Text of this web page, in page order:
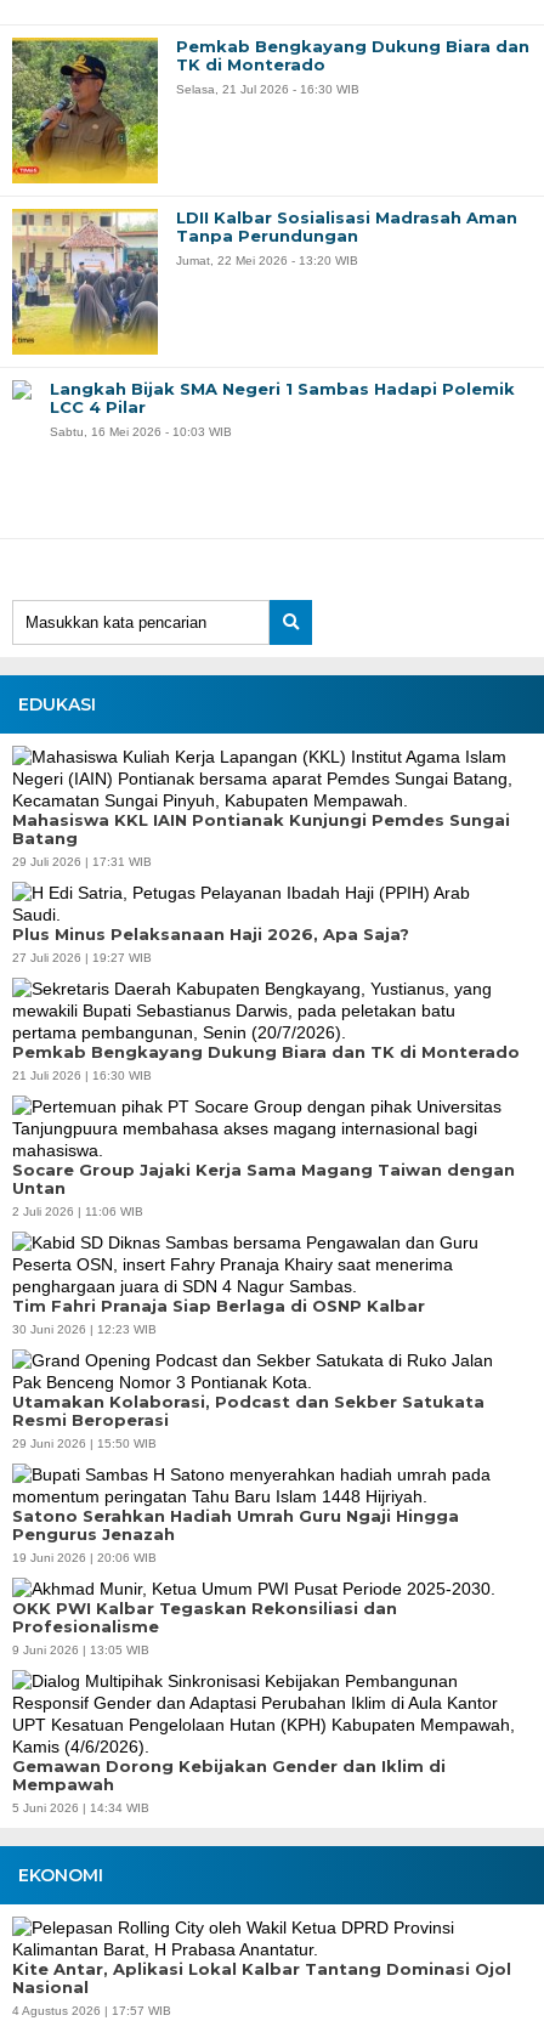
EDUKASI
Mahasiswa KKL IAIN Pontianak Kunjungi Pemdes Sungai
Batang
29 Juli 2026 | 17:31 WIB
Plus Minus Pelaksanaan Haji 2026, Apa Saja?
27 Juli 2026 | 19:27 WIB
Pemkab Bengkayang Dukung Biara dan TK di Monterado
21 Juli 2026 | 16:30 WIB
Socare Group Jajaki Kerja Sama Magang Taiwan dengan
Untan
2 Juli 2026 | 11:06 WIB
Tim Fahri Pranaja Siap Berlaga di OSNP Kalbar
30 Juni 2026 | 12:23 WIB
Utamakan Kolaborasi, Podcast dan Sekber Satukata
Resmi Beroperasi
29 Juni 2026 | 15:50 WIB
Satono Serahkan Hadiah Umrah Guru Ngaji Hingga
Pengurus Jenazah
19 Juni 2026 | 20:06 WIB
OKK PWI Kalbar Tegaskan Rekonsiliasi dan
Profesionalisme
9 Juni 2026 | 13:05 WIB
Gemawan Dorong Kebijakan Gender dan Iklim di
Mempawah
5 Juni 2026 | 14:34 WIB
EKONOMI
Kite Antar, Aplikasi Lokal Kalbar Tantang Dominasi Ojol
Nasional
4 Agustus 2026 | 17:57 WIB
Pemkab Bengkayang Dukung Biara dan
TK di Monterado
Selasa, 21 Jul 2026 - 16:30 WIB
LDII Kalbar Sosialisasi Madrasah Aman
Tanpa Perundungan
Jumat, 22 Mei 2026 - 13:20 WIB
Langkah Bijak SMA Negeri 1 Sambas Hadapi Polemik
LCC 4 Pilar
Sabtu, 16 Mei 2026 - 10:03 WIB